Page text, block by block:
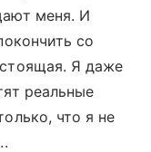
меня. И
со
Я даже
реальные
что я не